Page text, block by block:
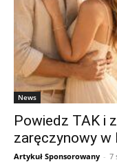
News
Powiedz TAK i
zaręczynowy w
Artykuł Sponsorowany - 7